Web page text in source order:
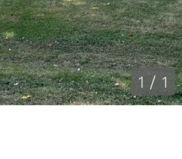
1 / 1